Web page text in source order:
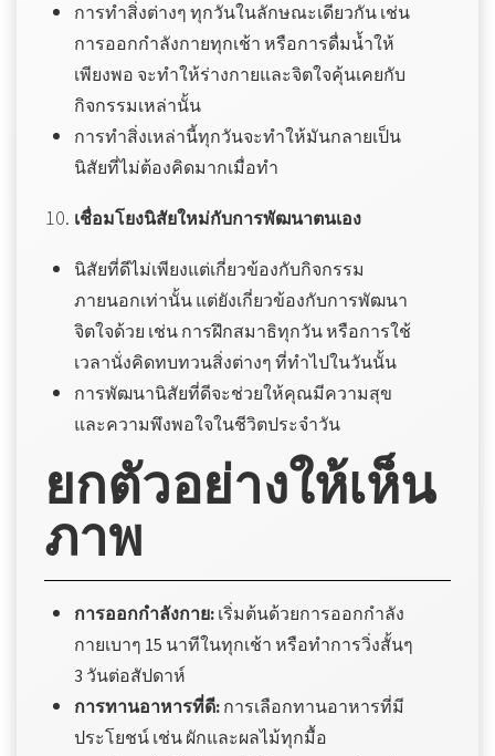
การทำสิ่งต่างๆ ทุกวันในลักษณะเดียวกัน เช่น
การออกกำลังกายทุกเช้า หรือการดื่มน้ำให้
เพียงพอ จะทำให้ร่างกายและจิตใจคุ้นเคยกับ
กิจกรรมเหล่านั้น
การทำสิ่งเหล่านี้ทุกวันจะทำให้มันกลายเป็น
นิสัยที่ไม่ต้องคิดมากเมื่อทำ
เชื่อมโยงนิสัยใหม่กับการพัฒนาตนเอง
นิสัยที่ดีไม่เพียงแต่เกี่ยวข้องกับกิจกรรม
ภายนอกเท่านั้น แต่ยังเกี่ยวข้องกับการพัฒนา
จิตใจด้วย เช่น การฝึกสมาธิทุกวัน หรือการใช้
เวลานั่งคิดทบทวนสิ่งต่างๆ ที่ทำไปในวันนั้น
การพัฒนานิสัยที่ดีจะช่วยให้คุณมีความสุข
และความพึงพอใจในชีวิตประจำวัน
ยกตัวอย่างให้เห็น
ภาพ
การออกกำลังกาย: เริ่มต้นด้วยการออกกำลัง
กายเบาๆ 15 นาทีในทุกเช้า หรือทำการวิ่งสั้นๆ
3 วันต่อสัปดาห์
การทานอาหารที่ดี: การเลือกทานอาหารที่มี
ประโยชน์ เช่น ผักและผลไม้ทุกมื้อ